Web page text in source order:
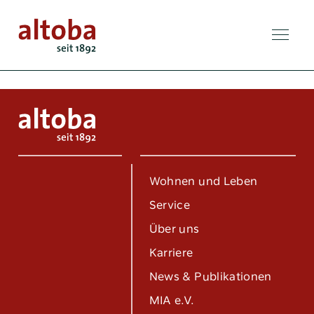
Wohnen und Leben
Service
Über uns
Karriere
News & Publikationen
MIA e.V.